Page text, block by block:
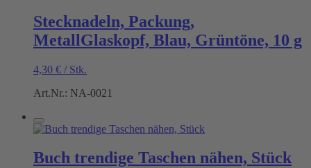
Stecknadeln, Packung,
MetallGlaskopf, Blau, Grüntöne, 10 g
4,30 € / Stk.
Art.Nr.: NA-0021
Buch trendige Taschen nähen, Stück